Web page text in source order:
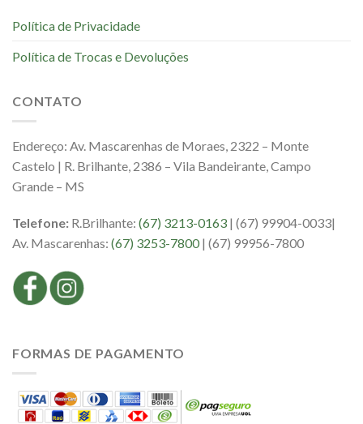
Política de Privacidade
Política de Trocas e Devoluções
CONTATO
Endereço: Av. Mascarenhas de Moraes, 2322 – Monte
Castelo | R. Brilhante, 2386 – Vila Bandeirante, Campo
Grande – MS
Telefone: R.Brilhante: (67) 3213-0163 | (67) 99904-0033|
Av. Mascarenhas: (67) 3253-7800 | (67) 99956-7800
FORMAS DE PAGAMENTO